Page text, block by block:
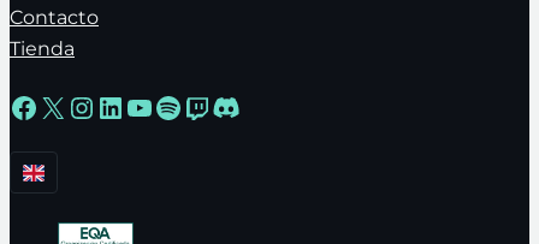
Contacto
Tienda
Facebook
X Instagram
LinkedIn
YouTube
Spotify
Twitch
Discord